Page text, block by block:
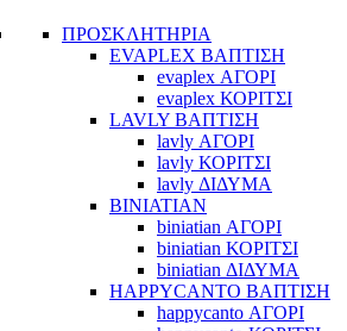
ΠΡΟΣΚΛΗΤΗΡΙΑ
EVAPLEX ΒΑΠΤΙΣΗ
evaplex ΑΓΟΡΙ
evaplex ΚΟΡΙΤΣΙ
LAVLY ΒΑΠΤΙΣΗ
lavly ΑΓΟΡΙ
lavly ΚΟΡΙΤΣΙ
lavly ΔΙΔΥΜΑ
BINIATIAN
biniatian ΑΓΟΡΙ
biniatian ΚΟΡΙΤΣΙ
biniatian ΔΙΔΥΜΑ
HAPPYCANTO ΒΑΠΤΙΣΗ
happycanto ΑΓΟΡΙ